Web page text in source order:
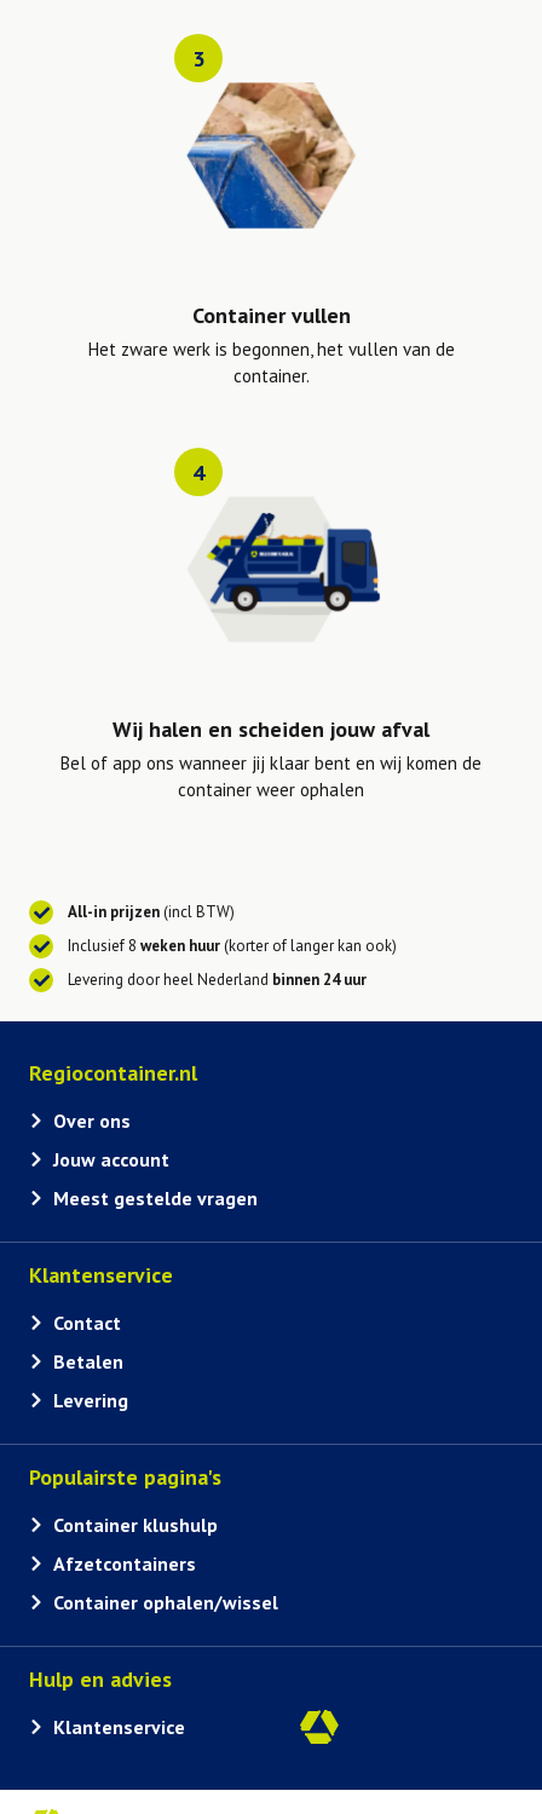
3
Container vullen
Het zware werk is begonnen, het vullen van de
container.
4
Wij halen en scheiden jouw afval
Bel of app ons wanneer jij klaar bent en wij komen de
container weer ophalen
All-in prijzen(incl BTW)
Inclusief 8 weken huur(korter of langer kan ook)
Levering door heel Nederland binnen 24 uur
Regiocontainer.nl
Over ons
Jouw account
Meest gestelde vragen
Klantenservice
Contact
Betalen
Levering
Populairste pagina's
Container klushulp
Afzetcontainers
Container ophalen/wissel
Hulp en advies
Klantenservice